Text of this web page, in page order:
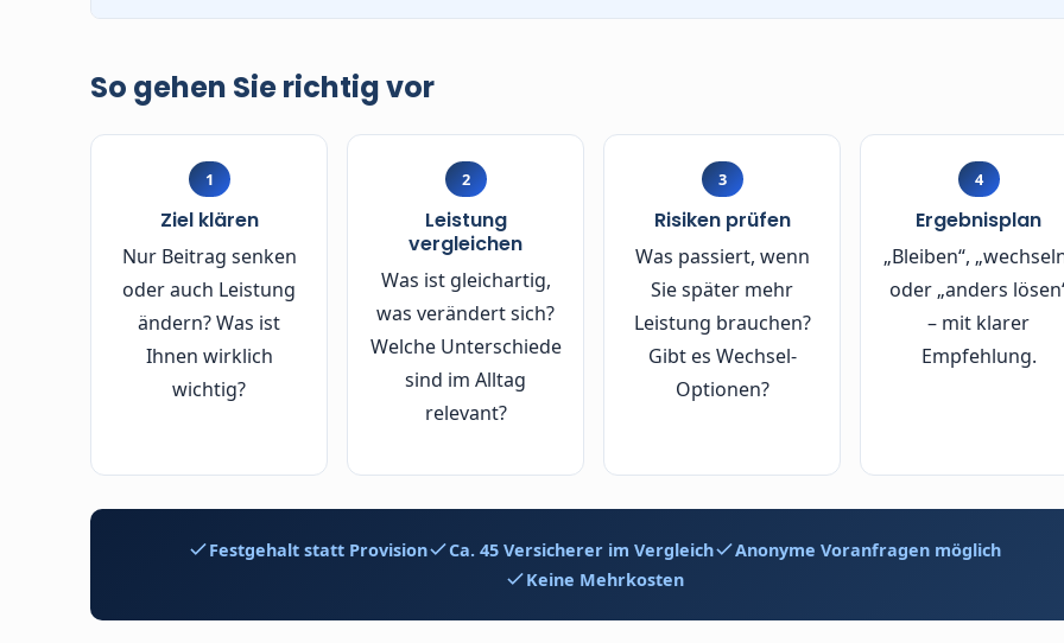
ohne unnötige Risiken.
So gehen Sie richtig vor
1
Ziel klären
Nur Beitrag senken
oder auch Leistung
ändern? Was ist
Ihnen wirklich
wichtig?
2
Leistung
vergleichen
Was ist gleichartig,
was verändert sich?
Welche Unterschiede
sind im Alltag
relevant?
3
Risiken prüfen
Was passiert, wenn
Sie später mehr
Leistung brauchen?
Gibt es Wechsel-
Optionen?
4
Ergebnisplan
„Bleiben“,
oder „anders
– mit klarer
Empfehlung.
Festgehalt statt Provision Ca. 45 Versicherer im Vergleich
Anonyme Voranfragen möglich
Keine Mehrkosten